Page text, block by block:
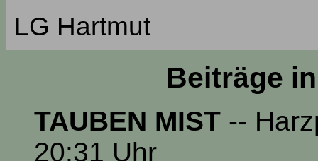
LG Hartmut
Beiträge
TAUBEN MIST --
20:31 Uhr